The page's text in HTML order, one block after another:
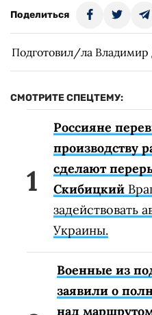
Поделиться
Подготовил/ла Владимир
СМОТРИТЕ СПЕЦТЕМУ:
Россияне
производству
сделают
Скибицкий
задействовать
Украины.
Военные из
заявили о
над